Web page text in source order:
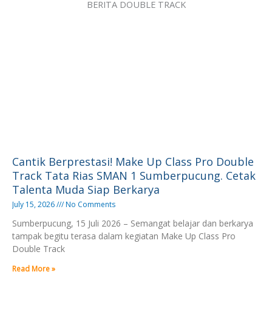
BERITA DOUBLE TRACK
Cantik Berprestasi! Make Up Class Pro Double
Track Tata Rias SMAN 1 Sumberpucung. Cetak
Talenta Muda Siap Berkarya
July 15, 2026 No Comments
Sumberpucung, 15 Juli 2026 – Semangat belajar dan berkarya
tampak begitu terasa dalam kegiatan Make Up Class Pro
Double Track
Read More »